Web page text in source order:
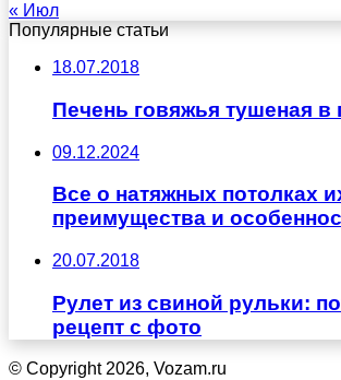
« Июл
Популярные статьи
18.07.2018
Печень говяжья тушеная в
09.12.2024
Все о натяжных потолках
преимущества и
20.07.2018
Рулет из свиной рульки:
рецепт с фото
© Copyright 2026, Vozam.ru